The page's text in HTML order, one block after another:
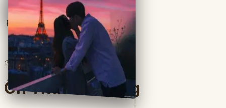
Full
lượt đọc· chương
Ôn Thư Toả Nắng